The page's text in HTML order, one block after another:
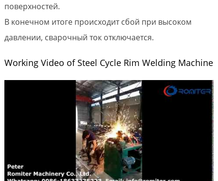
поверхностей.
В конечном итоге происходит сбой при высоком
давлении, сварочный ток отключается.
Working Video of Steel Cycle Rim Welding Machine